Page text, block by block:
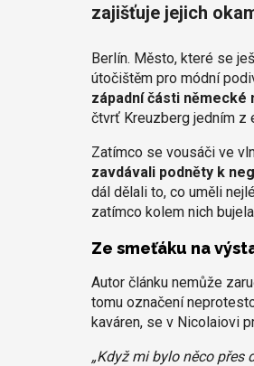
zajišťuje jejich
Berlín. Město, které se
útočištěm pro módní
západní části německé
čtvrť Kreuzberg jedním z
Zatímco se vousáči ve
zavdávali podněty k
dál dělali to, co uměli
zatímco kolem nich
Ze smeťáku na
Autor článku nemůže
tomu označení
kaváren, se v Nicolaiovi
„Když mi bylo něco přes